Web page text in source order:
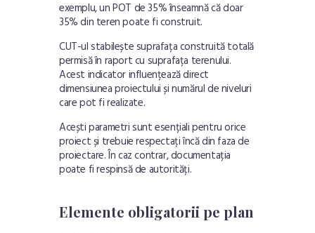
exemplu, un POT de 35% înseamnă că doar
35% din teren poate fi construit.
CUT-ul stabilește suprafața construită totală
permisă în raport cu suprafața terenului.
Acest indicator influențează direct
dimensiunea proiectului și numărul de niveluri
care pot fi realizate.
Acești parametri sunt esențiali pentru orice
proiect și trebuie respectați încă din faza de
proiectare. În caz contrar, documentația
poate fi respinsă de autorități.
Elemente obligatorii pe plan